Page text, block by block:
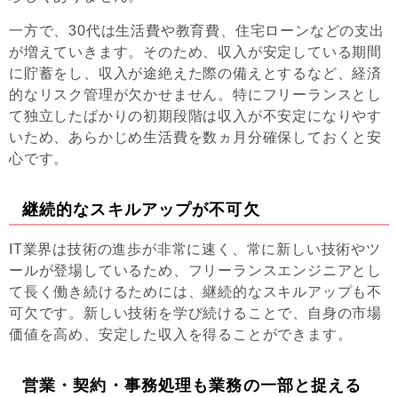
一方で、30代は生活費や教育費、住宅ローンなどの支出
が増えていきます。そのため、収入が安定している期間
に貯蓄をし、収入が途絶えた際の備えとするなど、経済
的なリスク管理が欠かせません。特にフリーランスとし
て独立したばかりの初期段階は収入が不安定になりやす
いため、あらかじめ生活費を数ヵ月分確保しておくと安
心です。
継続的なスキルアップが不可欠
IT業界は技術の進歩が非常に速く、常に新しい技術やツ
ールが登場しているため、フリーランスエンジニアとし
て長く働き続けるためには、継続的なスキルアップも不
可欠です。新しい技術を学び続けることで、自身の市場
価値を高め、安定した収入を得ることができます。
営業・契約・事務処理も業務の一部と捉える